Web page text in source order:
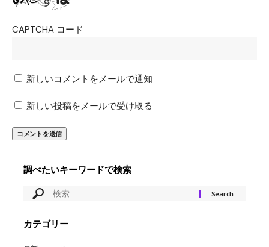
CAPTCHA コード
新しいコメントをメールで通知
新しい投稿をメールで受け取る
調べたいキーワードで検索
カテゴリー